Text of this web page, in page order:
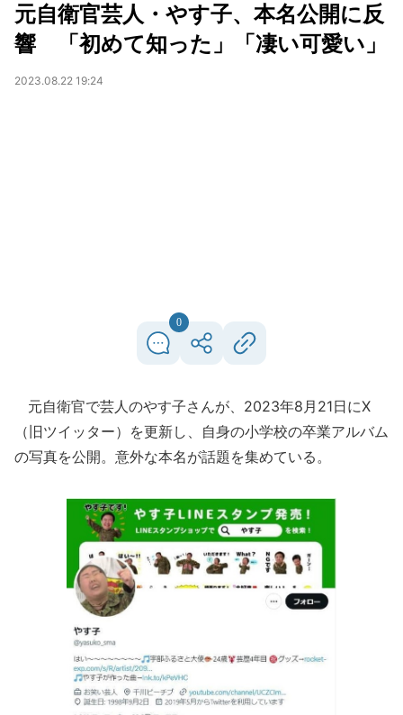
元自衛官芸人・やす子、本名公開に反
響 「初めて知った」「凄い可愛い」
2023.08.22 19:24
0
元自衛官で芸人のやす子さんが、2023年8月21日にX
（旧ツイッター）を更新し、自身の小学校の卒業アルバム
の写真を公開。意外な本名が話題を集めている。